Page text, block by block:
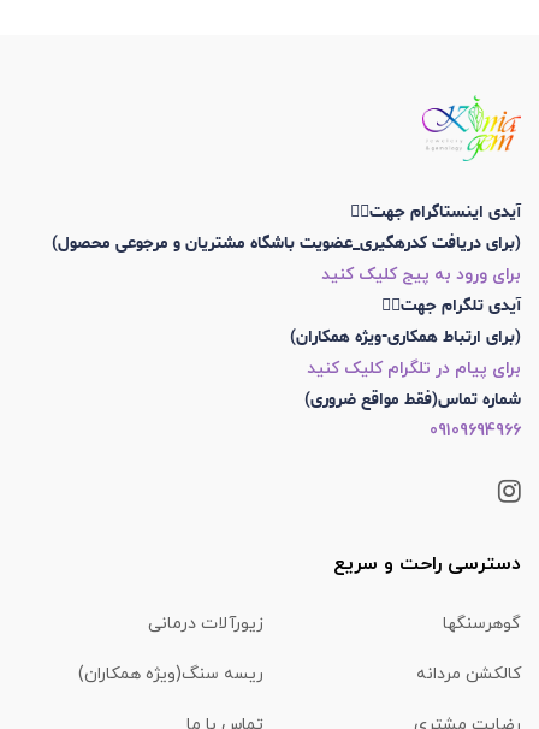
آیدی اینستاگرام جهت👇🏼
(برای دریافت کدرهگیری_عضویت باشگاه مشتریان و مرجوعی محصول)
برای ورود به پیج کلیک کنید
آیدی تلگرام جهت👇🏼
(برای ارتباط همکاری-ویژه همکاران)
برای پیام در تلگرام کلیک کنید
شماره تماس(فقط مواقع ضروری)
09109694966
دسترسی راحت و سریع
گوهرسنگها زیورآلات درمانی
کالکشن مردانه ریسه سنگ(ویژه همکاران)